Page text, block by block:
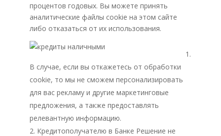
процентов годовых. Вы можете принять
аналитические файлы cookie на этом сайте
либо отказаться от их использования.
В случае, если вы откажетесь от обработки
cookie, то мы не сможем персонализировать
для вас рекламу и другие маркетинговые
предложения, а также предоставлять
релевантную информацию.
Кредитополучателю в Банке Решение не